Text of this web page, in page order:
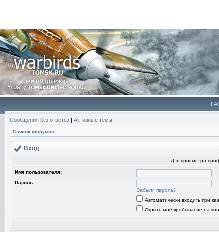
Сообщения без ответов | Активные темы
Список форумов
Вход
Для просмотра
Имя пользователя:
Пароль:
Забыли пароль?
Автоматически входить при
Скрыть моё пребывание на